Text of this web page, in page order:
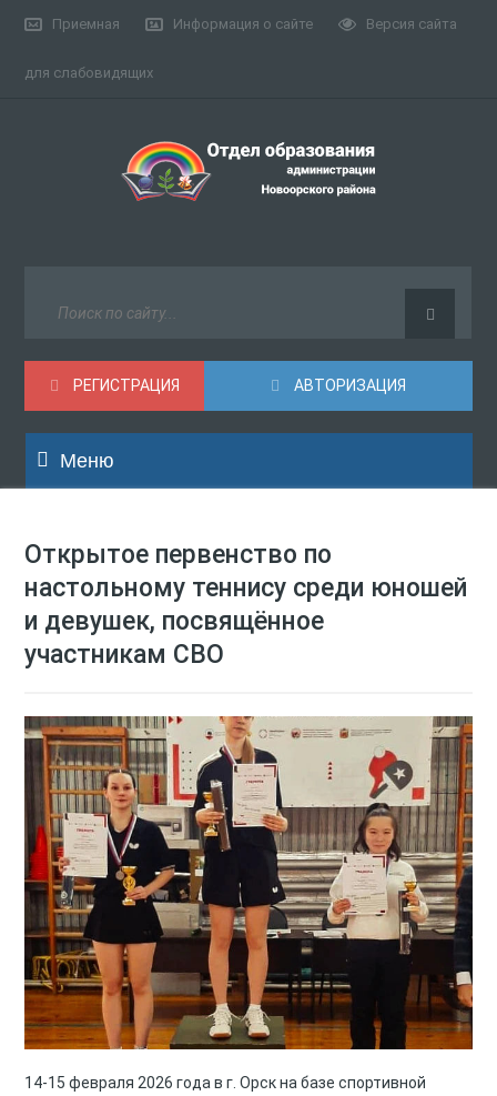
Приемная Информация о сайте Версия сайта
для слабовидящих
АВТОРИЗАЦИЯ
РЕГИСТРАЦИЯ
Меню
Открытое первенство по
настольному теннису среди юношей
и девушек, посвящённое
участникам СВО
14-15 февраля 2026 года в г. Орск на базе спортивной